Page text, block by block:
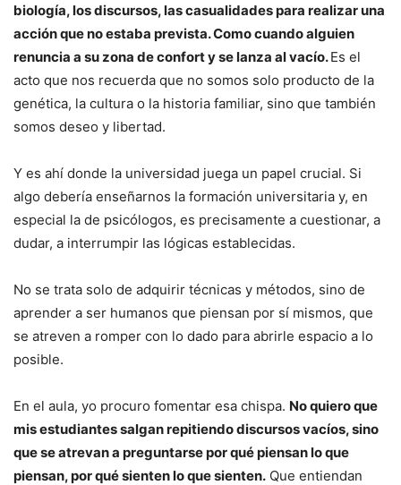
biología, los discursos, las casualidades para realizar una
acción que no estaba prevista. Como cuando alguien
renuncia a su zona de confort y se lanza al vacío.Es el
acto que nos recuerda que no somos solo producto de la
genética, la cultura o la historia familiar, sino que también
somos deseo y libertad.
Y es ahí donde la universidad juega un papel crucial. Si
algo debería enseñarnos la formación universitaria y, en
especial la de psicólogos, es precisamente a cuestionar, a
dudar, a interrumpir las lógicas establecidas.
No se trata solo de adquirir técnicas y métodos, sino de
aprender a ser humanos que piensan por sí mismos, que
se atreven a romper con lo dado para abrirle espacio a lo
posible.
En el aula, yo procuro fomentar esa chispa. No quiero que
mis estudiantes salgan repitiendo discursos vacíos, sino
que se atrevan a preguntarse por qué piensan lo que
piensan, por qué sienten lo que sienten. Que entiendan